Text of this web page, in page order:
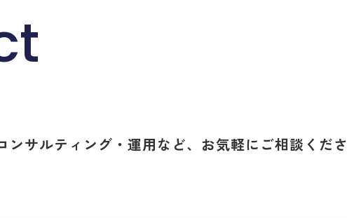
ンサルティング・運用など、お気軽にご相談くださ